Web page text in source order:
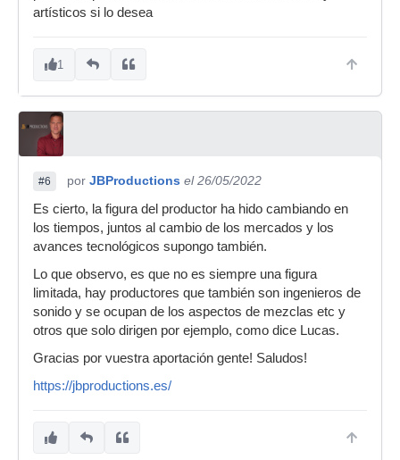
artísticos si lo desea
1
#6 por JBProductions el 26/05/2022
Es cierto, la figura del productor ha hido cambiando en
los tiempos, juntos al cambio de los mercados y los
avances tecnológicos supongo también.
Lo que observo, es que no es siempre una figura
limitada, hay productores que también son ingenieros de
sonido y se ocupan de los aspectos de mezclas etc y
otros que solo dirigen por ejemplo, como dice Lucas.
Gracias por vuestra aportación gente! Saludos!
https://jbproductions.es/